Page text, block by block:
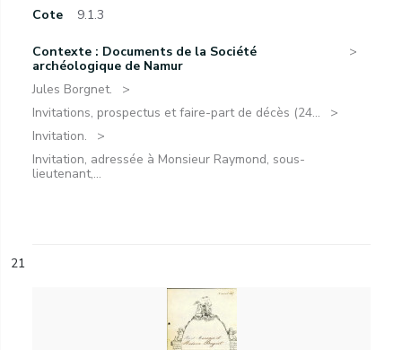
Cote 9.1.3
Contexte : Documents de la Société
archéologique de Namur
Jules Borgnet.
Invitations, prospectus et faire-part de décès (24...
Invitation.
Invitation, adressée à Monsieur Raymond, sous-
lieutenant,...
21